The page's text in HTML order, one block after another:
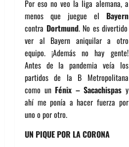
Por eso no veo la liga alemana, a
menos que juegue el Bayern
contra Dortmund. No es divertido
ver al Bayern aniquilar a otro
equipo. ¡Además no hay gente!
Antes de la pandemia veía los
partidos de la B Metropolitana
como un Fénix – Sacachispas y
ahí me ponía a hacer fuerza por
uno o por otro.
UN PIQUE POR LA CORONA